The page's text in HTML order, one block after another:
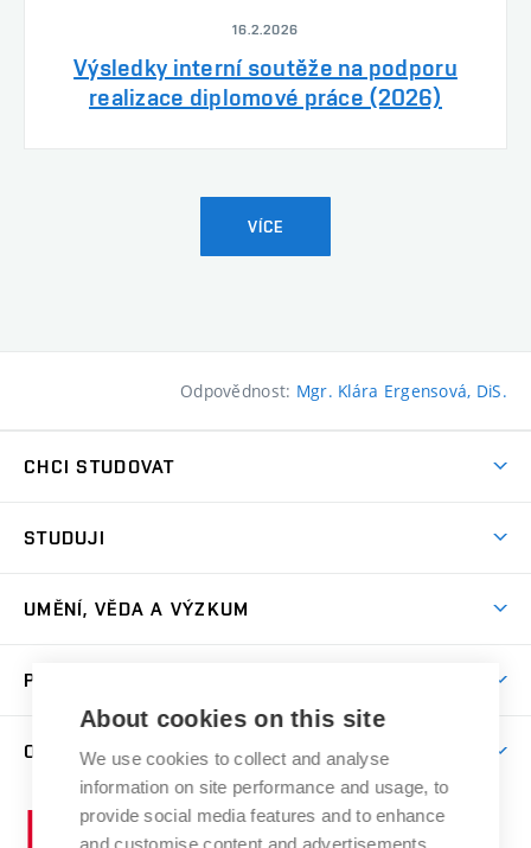
16.2.2026
Výsledky interní soutěže na podporu
realizace diplomové práce (2026)
VÍCE
Odpovědnost: Mgr. Klára Ergensová, DiS.
CHCI STUDOVAT
Přijímačky
Dny otevřených dveří
Přípravné kurzy
Studium bez bariér
Katedra teorií a dějin umění
Kabinety a dílny
STUDUJI
Časový plán studia
Studijní předpisy a formuláře
Studium a stáže v zahraničí
Rezidenční pobyty
Odborná praxe
UMĚNÍ, VĚDA A VÝZKUM
Publikační činnost
Projekty
Výstavy
PRO VEŘEJNOST
Letní školy a semestrální kurzy
Nakladatelská a vydavatelská činnost
Research Catalogue
O FAKULTĚ
Aktuality
Informační tabule
Vysoké
About cookies on this site
We use cookies to collect and analyse
information on site performance and usage, to
provide social media features and to enhance
and customise content and advertisements.